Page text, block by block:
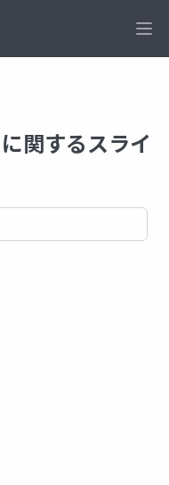
関するスライ